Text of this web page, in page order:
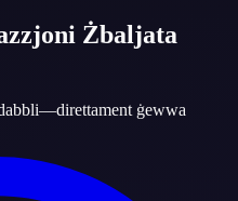
Żbaljata
ġewwa